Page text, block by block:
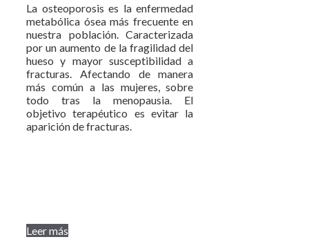
La osteoporosis es la enfermedad
metabólica ósea más frecuente en
nuestra población. Caracterizada
por un aumento de la fragilidad del
hueso y mayor susceptibilidad a
fracturas. Afectando de manera
más común a las mujeres, sobre
todo tras la menopausia. El
objetivo terapéutico es evitar la
aparición de fracturas.
Leer más